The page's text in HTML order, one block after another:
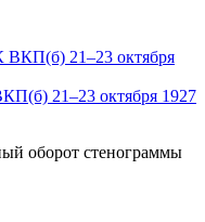
21–23 октября 1927
оборот стенограммы